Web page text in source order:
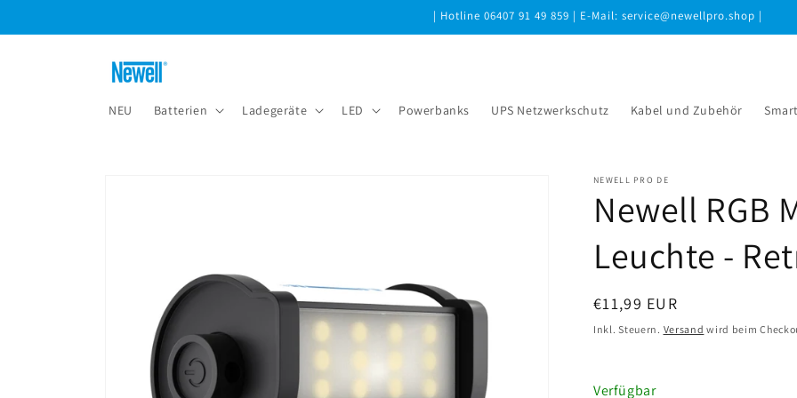
Inhalt
| Hotline 06407 91 49 859 | E-Mail: service@newellpro.shop |
NEU Batterien Ladegeräte LED Powerbanks UPS Netzwerkschutz Kabel und Zubehör
NEWELL PRO DE
Newell RGB
Leuchte -
Normaler
Preis
€11,99 EUR
Inkl. Steuern. Versand wird beim
Verfügbar